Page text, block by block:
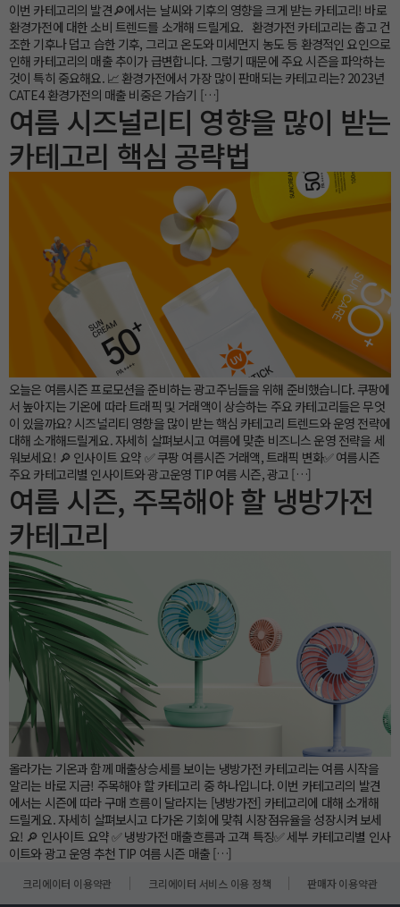
이번 카테고리의 발견🔎에서는 날씨와 기후의 영향을 크게 받는 카테고리! 바로
환경가전에 대한 소비 트렌드를 소개해 드릴게요. 환경가전 카테고리는 춥고 건
조한 기후나 덥고 습한 기후, 그리고 온도와 미세먼지 농도 등 환경적인 요인으로
인해 카테고리의 매출 추이가 급변합니다. 그렇기 때문에 주요 시즌을 파악하는
것이 특히 중요해요. 📈 환경가전에서 가장 많이 판매되는 카테고리는? 2023년
CATE4 환경가전의 매출 비중은 가습기 […]
여름 시즈널리티 영향을 많이 받는
카테고리 핵심 공략법
오늘은 여름시즌 프로모션을 준비하는 광고주님들을 위해 준비했습니다. 쿠팡에
서 높아지는 기온에 따라 트래픽 및 거래액이 상승하는 주요 카테고리들은 무엇
이 있을까요? 시즈널리티 영향을 많이 받는 핵심 카테고리 트렌드와 운영 전략에
대해 소개해드릴게요. 자세히 살펴보시고 여름에 맞춘 비즈니스 운영 전략을 세
워보세요! 🔎 인사이트 요약 ✅ 쿠팡 여름시즌 거래액, 트래픽 변화✅ 여름시즌
주요 카테고리별 인사이트와 광고운영 TIP 여름 시즌, 광고 […]
여름 시즌, 주목해야 할 냉방가전
카테고리
올라가는 기온과 함께 매출상승세를 보이는 냉방가전 카테고리는 여름 시작을
알리는 바로 지금! 주목해야 할 카테고리 중 하나입니다. 이번 카테고리의 발견
에서는 시즌에 따라 구매 흐름이 달라지는 [냉방가전] 카테고리에 대해 소개해
드릴게요. 자세히 살펴보시고 다가온 기회에 맞춰 시장점유율을 성장시켜 보세
요! 🔎 인사이트 요약 ✅ 냉방가전 매출흐름과 고객 특징✅ 세부 카테고리별 인사
이트와 광고 운영 추천 TIP 여름 시즌 매출 […]
크리에이터 이용약관 크리에이터 서비스 이용 정책 판매자 이용약관